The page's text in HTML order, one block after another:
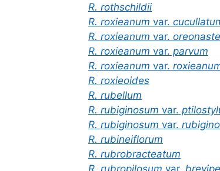
R. rothschildii
R. roxieanum var.
R. roxieanum var.
R. roxieanum var. parvum
R. roxieanum var.
R. roxieoides
R. rubellum
R. rubiginosum var.
R. rubiginosum var.
R. rubineiflorum
R. rubrobracteatum
R. rubropilosum var.